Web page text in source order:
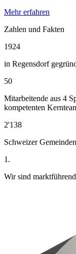
Mehr erfahren
Zahlen und Fakten
1924
in Regensdorf
50
Mitarbeitende aus 4
kompetenten
2'138
Schweizer
1.
Wir sind